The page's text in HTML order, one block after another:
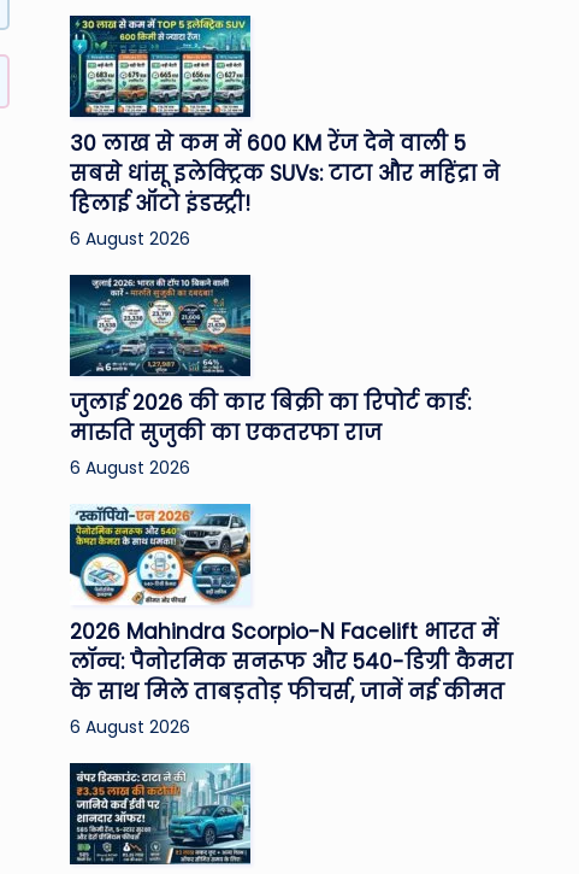
30 लाख से कम में 600 KM रेंज देने वाली 5
सबसे धांसू इलेक्ट्रिक SUVs: टाटा और महिंद्रा ने
हिलाई ऑटो इंडस्ट्री!
6 August 2026
जुलाई 2026 की कार बिक्री का रिपोर्ट कार्ड:
मारुति सुजुकी का एकतरफा राज
6 August 2026
2026 Mahindra Scorpio-N Facelift भारत में
लॉन्च: पैनोरमिक सनरूफ और 540-डिग्री कैमरा
के साथ मिले ताबड़तोड़ फीचर्स, जानें नई कीमत
6 August 2026